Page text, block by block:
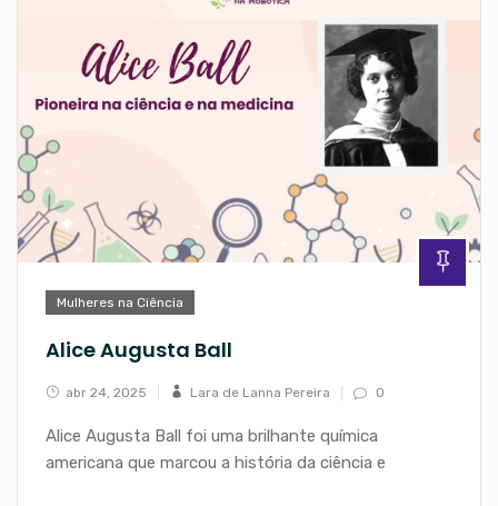
Mulheres na Ciência
Alice Augusta Ball
abr 24, 2025 Lara de Lanna Pereira 0
Alice Augusta Ball foi uma brilhante química
americana que marcou a história da ciência e